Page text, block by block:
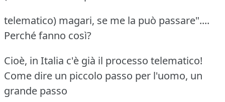
telematico) magari, se me la può passare"....
Perché fanno così?
Cioè, in Italia c'è già il processo telematico!
Come dire un piccolo passo per l'uomo, un
grande passo